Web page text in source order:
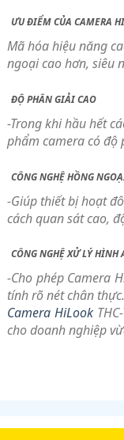
ƯU ĐIỂM CỦA CAMERA
Mã hóa hiệu năng
ngoại cao hơn, siêu
ĐỘ PHÂN GIẢI CAO
-Trong khi hầu hết
phẩm camera có độ
CÔNG NGHỆ HỒNG
-Giúp thiết bị hoạt
cách quan sát cao,
CÔNG NGHỆ XỬ LÝ
-Cho phép Camera
tính rõ nét chân
Camera HiLook
cho doanh nghiệp